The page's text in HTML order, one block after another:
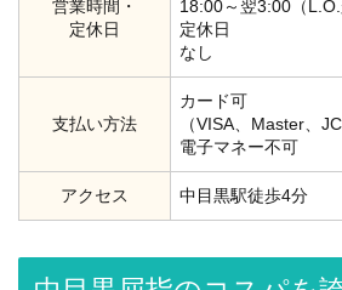
営業時間・
定休日
18:00～翌3:00（
定休日
なし
支払い方法
カード可
（VISA、Master、
電子マネー不可
アクセス 中目黒駅徒歩4分